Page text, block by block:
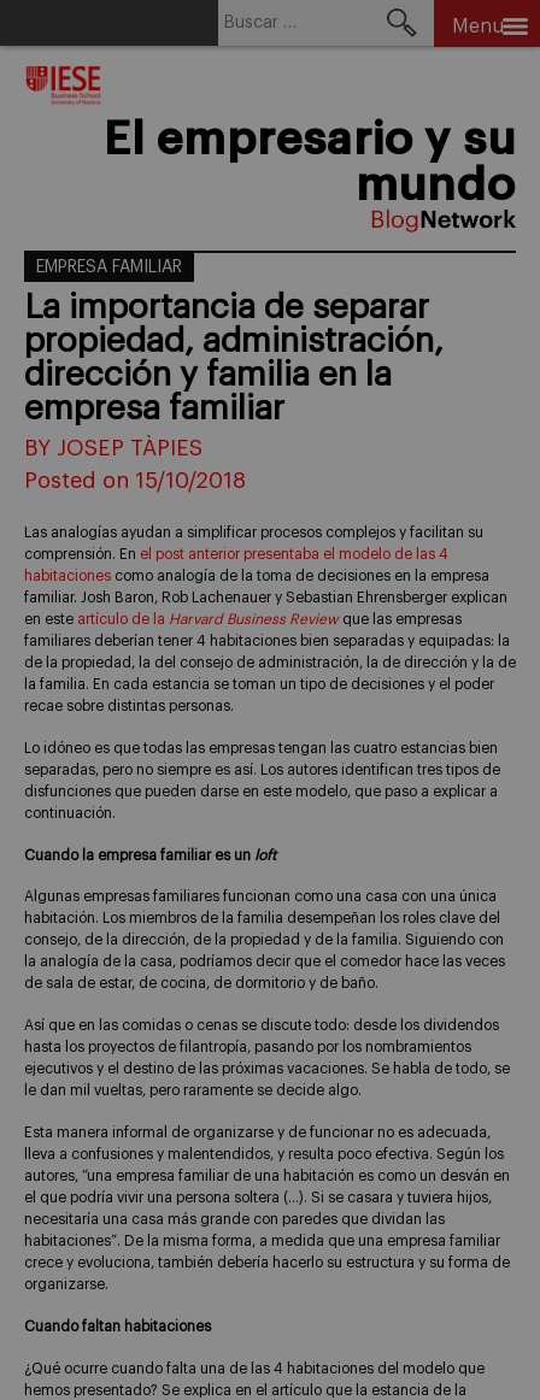
Menu
El empresario y su
mundo
EMPRESA FAMILIAR
La importancia de separar
propiedad, administración,
dirección y familia en la
empresa familiar
BY JOSEP TÀPIES
Posted on 15/10/2018
Las analogías ayudan a simplificar procesos complejos y facilitan su
comprensión. En el post anterior presentaba el modelo de las 4
habitaciones como analogía de la toma de decisiones en la empresa
familiar. Josh Baron, Rob Lachenauer y Sebastian Ehrensberger explican
en este artículo de la Harvard Business Reviewque las empresas
familiares deberían tener 4 habitaciones bien separadas y equipadas: la
de la propiedad, la del consejo de administración, la de dirección y la de
la familia. En cada estancia se toman un tipo de decisiones y el poder
recae sobre distintas personas.
Lo idóneo es que todas las empresas tengan las cuatro estancias bien
separadas, pero no siempre es así. Los autores identifican tres tipos de
disfunciones que pueden darse en este modelo, que paso a explicar a
continuación.
Cuando la empresa familiar es un loft
Algunas empresas familiares funcionan como una casa con una única
habitación. Los miembros de la familia desempeñan los roles clave del
consejo, de la dirección, de la propiedad y de la familia. Siguiendo con
la analogía de la casa, podríamos decir que el comedor hace las veces
de sala de estar, de cocina, de dormitorio y de baño.
Así que en las comidas o cenas se discute todo: desde los dividendos
hasta los proyectos de filantropía, pasando por los nombramientos
ejecutivos y el destino de las próximas vacaciones. Se habla de todo, se
le dan mil vueltas, pero raramente se decide algo.
Esta manera informal de organizarse y de funcionar no es adecuada,
lleva a confusiones y malentendidos, y resulta poco efectiva. Según los
autores, “una empresa familiar de una habitación es como un desván en
el que podría vivir una persona soltera (…). Si se casara y tuviera hijos,
necesitaría una casa más grande con paredes que dividan las
habitaciones”. De la misma forma, a medida que una empresa familiar
crece y evoluciona, también debería hacerlo su estructura y su forma de
organizarse.
Cuando faltan habitaciones
¿Qué ocurre cuando falta una de las 4 habitaciones del modelo que
hemos presentado? Se explica en el artículo que la estancia de la